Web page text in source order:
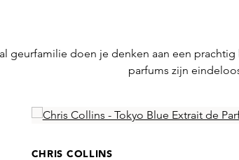
geurfamilie doen je denken aan een
parfums zijn
Skip product gallery
CHRIS COLLINS